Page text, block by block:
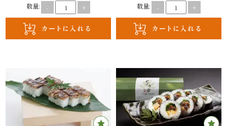
シ
ョ
近
数量: - + 数量: - +